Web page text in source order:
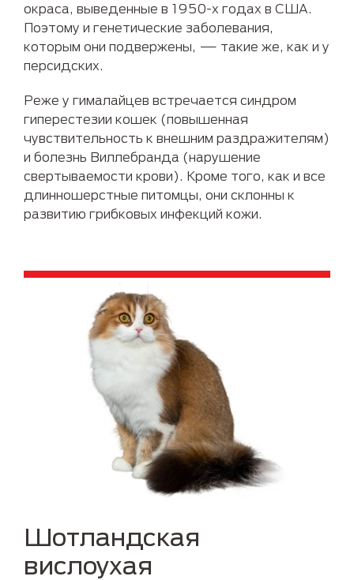
окраса, выведенные в 1950-х годах в США.
Поэтому и генетические заболевания,
которым они подвержены, — такие же, как и у
персидских.
Реже у гималайцев встречается синдром
гиперестезии кошек (повышенная
чувствительность к внешним раздражителям)
и болезнь Виллебранда (нарушение
свертываемости крови). Кроме того, как и все
длинношерстные питомцы, они склонны к
развитию грибковых инфекций кожи.
Шотландская
вислоухая